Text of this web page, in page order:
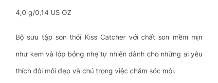
4,0 g/0,14 US OZ
Bộ sưu tập son thỏi Kiss Catcher với chất son mềm mịn
như kem và lớp bóng nhẹ tự nhiên dành cho những ai yêu
thích đôi môi đẹp và chú trọng việc chăm sóc môi.